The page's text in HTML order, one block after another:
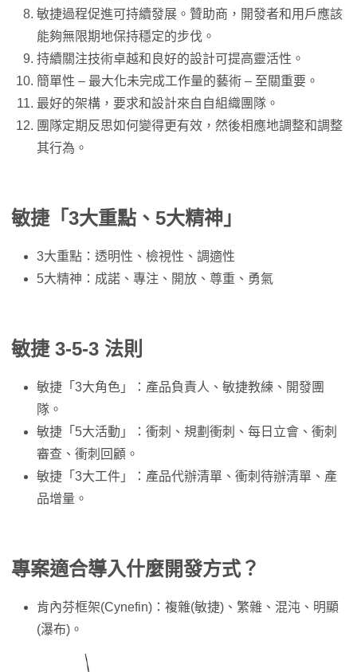
敏捷過程促進可持續發展。贊助商，開發者和用戶應該
能夠無限期地保持穩定的步伐。
持續關注技術卓越和良好的設計可提高靈活性。
簡單性 – 最大化未完成工作量的藝術 – 至關重要。
最好的架構，要求和設計來自自組織團隊。
團隊定期反思如何變得更有效，然後相應地調整和調整
其行為。
敏捷「3大重點、5大精神」
3大重點：透明性、檢視性、調適性
5大精神：成諾、專注、開放、尊重、勇氣
敏捷 3-5-3 法則
敏捷「3大角色」：產品負責人、敏捷教練、開發團
隊。
敏捷「5大活動」：衝刺、規劃衝刺、每日立會、衝刺
審查、衝刺回顧。
敏捷「3大工件」：產品代辦清單、衝刺待辦清單、產
品增量。
專案適合導入什麼開發方式？
肯內芬框架(Cynefin)：複雜(敏捷)、繁雜、混沌、明顯
(瀑布)。